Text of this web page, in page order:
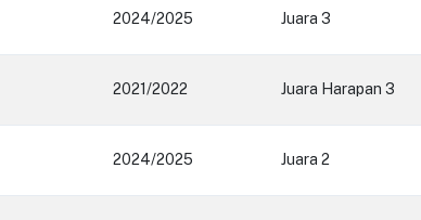
2024/2025 Juara 3
2021/2022 Juara Harapan 3
2024/2025 Juara 2